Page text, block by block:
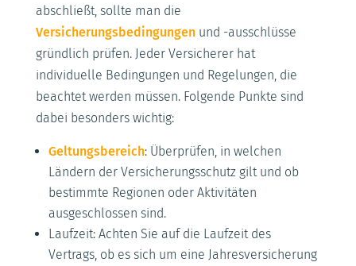
abschließt, sollte man die
Versicherungsbedingungenund -ausschlüsse
gründlich prüfen. Jeder Versicherer hat
individuelle Bedingungen und Regelungen, die
beachtet werden müssen. Folgende Punkte sind
dabei besonders wichtig:
Geltungsbereich: Überprüfen, in welchen
Ländern der Versicherungsschutz gilt und ob
bestimmte Regionen oder Aktivitäten
ausgeschlossen sind.
Laufzeit: Achten Sie auf die Laufzeit des
Vertrags, ob es sich um eine Jahresversicherung